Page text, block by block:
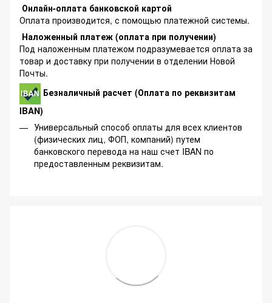
Онлайн-оплата банковской картой
Оплата производится, с помощью платежной системы.
Наложенный платеж (оплата при получении)
Под наложенным платежом подразумевается оплата за
товар и доставку при получении в отделении Новой
Почты.
Безналичный расчет (Оплата по реквизитам
IBAN)
Универсальный способ оплаты для всех клиентов
(физических лиц, ФОП, компаний) путем
банковского перевода на наш счет IBAN по
предоставленным реквизитам.